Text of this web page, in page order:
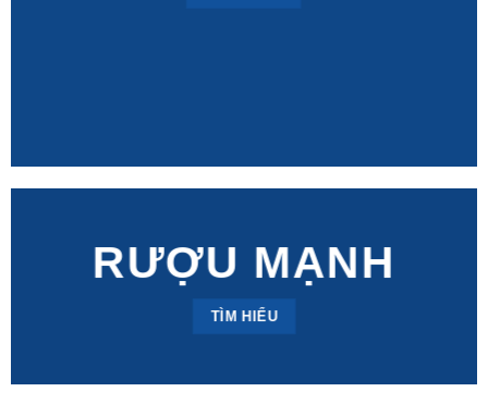
RƯỢU MẠNH
TÌM HIỂU